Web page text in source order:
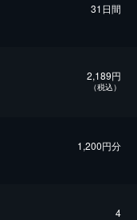
31日間
2,189円
（税込）
1,200円分
4